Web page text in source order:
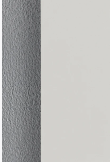
der
Bildgalerie
springen